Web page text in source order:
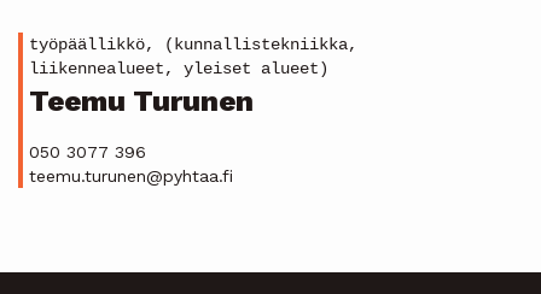
työpäällikkö, (kunnallistekniikka,
liikennealueet, yleiset alueet)
Teemu Turunen
050 3077 396
teemu.turunen@pyhtaa.fi